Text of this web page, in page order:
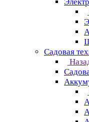
Cадовая